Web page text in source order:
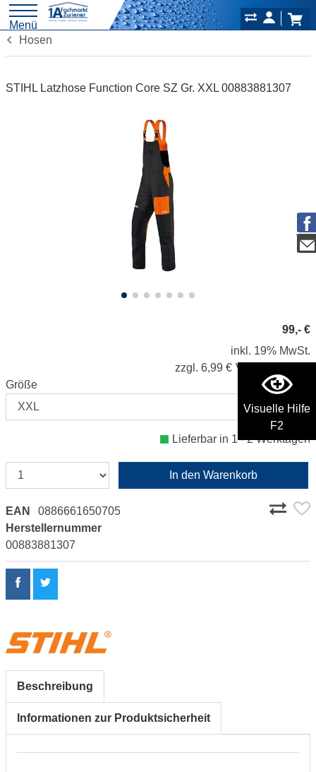
Visuelle Hilfe
F2
Menü
Hosen
STIHL Latzhose Function Core SZ Gr. XXL 00883881307
99,- €
inkl. 19% MwSt.
zzgl. 6,99 € Versandkosten
Größe
Lieferbar in 1 - 2 Werktagen
In den Warenkorb
EAN
0886661650705
Herstellernummer
00883881307
Beschreibung
Informationen zur Produktsicherheit